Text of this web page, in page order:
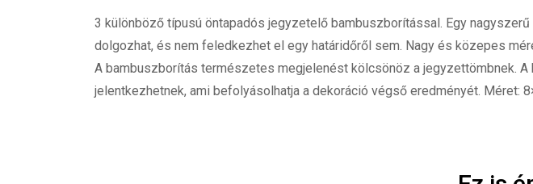
3 különböző típusú öntapadós jegyzetelő bambuszborítással. Egy
dolgozhat, és nem feledkezhet el egy határidőről sem. Nagy és közepes
A bambuszborítás természetes megjelenést kölcsönöz a jegyzettömbnek.
jelentkezhetnek, ami befolyásolhatja a dekoráció végső eredményét. Méret: